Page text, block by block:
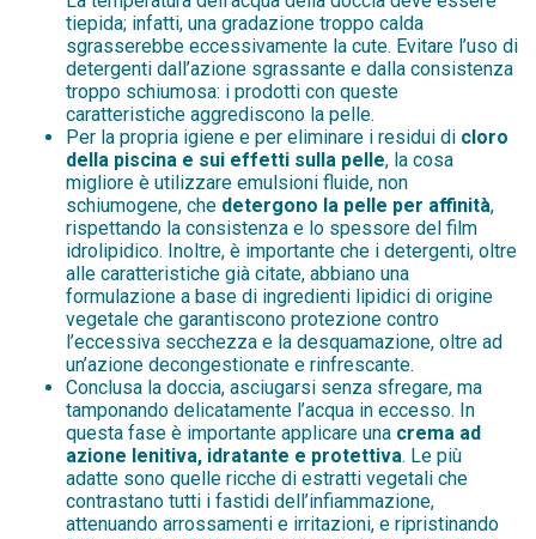
tiepida; infatti, una gradazione troppo calda
sgrasserebbe eccessivamente la cute. Evitare l’uso di
detergenti dall’azione sgrassante e dalla consistenza
troppo schiumosa: i prodotti con queste
caratteristiche aggrediscono la pelle.
Per la propria igiene e per eliminare i residui di cloro
della piscina e sui effetti sulla pelle, la cosa
migliore è utilizzare emulsioni fluide, non
schiumogene, che detergono la pelle per affinità,
rispettando la consistenza e lo spessore del film
idrolipidico. Inoltre, è importante che i detergenti, oltre
alle caratteristiche già citate, abbiano una
formulazione a base di ingredienti lipidici di origine
vegetale che garantiscono protezione contro
l’eccessiva secchezza e la desquamazione, oltre ad
un’azione decongestionate e rinfrescante.
Conclusa la doccia, asciugarsi senza sfregare, ma
tamponando delicatamente l’acqua in eccesso. In
questa fase è importante applicare una crema ad
azione lenitiva, idratante e protettiva. Le più
adatte sono quelle ricche di estratti vegetali che
contrastano tutti i fastidi dell’infiammazione,
attenuando arrossamenti e irritazioni, e ripristinando